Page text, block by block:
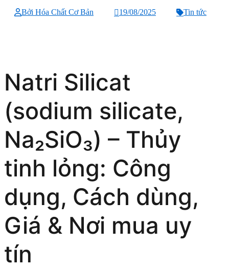
Bởi Hóa Chất Cơ Bản 19/08/2025 Tin tức
Natri Silicat
(sodium silicate,
Na₂SiO₃) – Thủy
tinh lỏng: Công
dụng, Cách dùng,
Giá & Nơi mua uy
tín